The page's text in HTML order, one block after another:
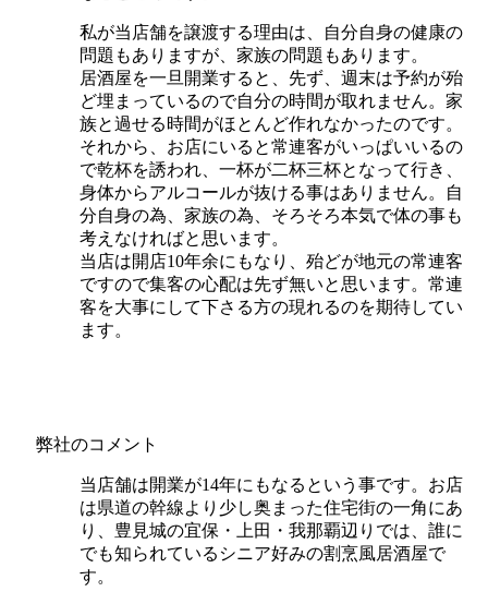
私が当店舗を譲渡する理由は、自分自身の健康の
問題もありますが、家族の問題もあります。
居酒屋を一旦開業すると、先ず、週末は予約が殆
ど埋まっているので自分の時間が取れません。家
族と過せる時間がほとんど作れなかったのです。
それから、お店にいると常連客がいっぱいいるの
で乾杯を誘われ、一杯が二杯三杯となって行き、
身体からアルコールが抜ける事はありません。自
分自身の為、家族の為、そろそろ本気で体の事も
考えなければと思います。
当店は開店10年余にもなり、殆どが地元の常連客
ですので集客の心配は先ず無いと思います。常連
客を大事にして下さる方の現れるのを期待してい
ます。
弊社のコメント
当店舗は開業が14年にもなるという事です。お店
は県道の幹線より少し奥まった住宅街の一角にあ
り、豊見城の宜保・上田・我那覇辺りでは、誰に
でも知られているシニア好みの割烹風居酒屋で
す。